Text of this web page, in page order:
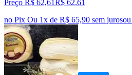
Preço R$ 62,61R$ 62,61
no Pix Ou 1x de R$ 65,90 sem jurosou